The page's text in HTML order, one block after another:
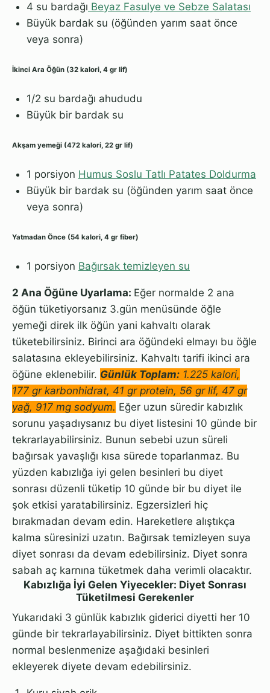
4 su bardağı Beyaz Fasulye ve Sebze Salatası
Büyük bardak su (öğünden yarım saat önce
veya sonra)
İkinci Ara Öğün (32 kalori, 4 gr lif)
1/2 su bardağı ahududu
Büyük bir bardak su
Akşam yemeği (472 kalori, 22 gr lif)
1 porsiyon Humus Soslu Tatlı Patates Doldurma
Büyük bir bardak su (öğünden yarım saat önce
veya sonra)
Yatmadan Önce (54 kalori, 4 gr fiber)
1 porsiyon Bağırsak temizleyen su
2 Ana Öğüne Uyarlama: Eğer normalde 2 ana
öğün tüketiyorsanız 3.gün menüsünde öğle
yemeği direk ilk öğün yani kahvaltı olarak
tüketebilirsiniz. Birinci ara öğündeki elmayı bu öğle
salatasına ekleyebilirsiniz. Kahvaltı tarifi ikinci ara
öğüne eklenebilir. Günlük Toplam: 1.225 kalori,
177 gr karbonhidrat, 41 gr protein, 56 gr lif, 47 gr
yağ, 917 mg sodyum. Eğer uzun süredir kabızlık
sorunu yaşadıysanız bu diyet listesini 10 günde bir
tekrarlayabilirsiniz. Bunun sebebi uzun süreli
bağırsak yavaşlığı kısa sürede toparlanmaz. Bu
yüzden kabızlığa iyi gelen besinleri bu diyet
sonrası düzenli tüketip 10 günde bir bu diyet ile
şok etkisi yaratabilirsiniz. Egzersizleri hiç
bırakmadan devam edin. Hareketlere alıştıkça
kalma süresinizi uzatın. Bağırsak temizleyen suya
diyet sonrası da devam edebilirsiniz. Diyet sonra
sabah aç karnına tüketmek daha verimli olacaktır.
Kabızlığa İyi Gelen Yiyecekler: Diyet Sonrası
Tüketilmesi Gerekenler
Yukarıdaki 3 günlük kabızlık giderici diyetti her 10
günde bir tekrarlayabilirsiniz. Diyet bittikten sonra
normal beslenmenize aşağıdaki besinleri
ekleyerek diyete devam edebilirsiniz.